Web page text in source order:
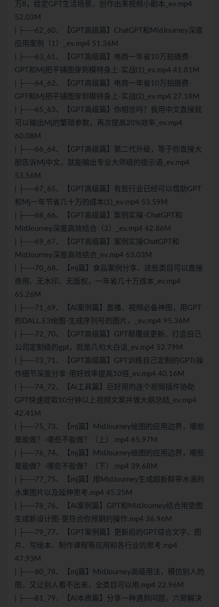
万8，给定GPT生活场景，创作出来视频小剧本_ev.mp4
52.03M
| ├──62_60、【GPT高级篇】ChatGPT和MidJourney深度
应用案例（1）_ev.mp4 51.36M
| ├──63_61、【GPT高级篇】电商一年省10万拍摄费-
GPT和Mj把平铺图穿到模特身上-实战(1)_ev.mp4 41.81M
| ├──64_62、【GPT高级篇】电商一年省10万拍摄费-
GPT和Mj把平铺图穿到模特身上-实战(2)_ev.mp4 27.18M
| ├──65_63、【GPT高级篇】你相信吗？我用中文直接就
可以输出Mj的繁琐参数，再次提高20%效率_ev.mp4
60.08M
| ├──66_64、【GPT高级篇】第二代升级，等于你直接大
胆告诉Mj中文，就能输出专业大师级的提示语_ev.mp4
53.56M
| ├──67_65、【GPT高级篇】有些行业已经可以借助GPT
和Mj一年节省几十万的成本(1)_ev.mp4 53.59M
| ├──68_66、【GPT高级篇】案例实操-ChatGPT和
MidJourney深度高效结合（2）_ev.mp4 42.86M
| ├──69_67、【GPT高级篇】案例实操ChatGPT和
MidJourney深度高效结合_ev.mp4 63.03M
| ├──70_68、【mj篇】食品案例分享、这些类目可以直接
商用、无水印、无版权，一年省几十万成本_ev.mp4
65.26M
| ├──71_69、【Ai案例篇】直播、视频必备神图，用GPT
的DALL.E3绘图-生成序列号的图片，_ev.mp4 95.36M
| ├──72_70、【GPT高级篇】GPT颠覆级更新、打造自己
公司定制级的gpt，就是几句大白话_ev.mp4 52.79M
| ├──73_71、【GPT高级篇】GPT训练自己定制的GPTs操
作细节深度分享-用好效率提高10倍_ev.mp4 40.16M
| ├──74_72、【Ai工具篇】巨好用的连个视频插件协助
GPT快速提取10分钟以上视频文案并做大纲总结_ev.mp4
42.41M
| ├──75_73、【mj篇】MidJourney绘图的应用边界，哪些
是能做？-哪些不能做？（上）.mp4 65.97M
| ├──76_74、【mj篇】MidJourney绘图的应用边界，哪些
是能做？-哪些不能做？（下）.mp4 39.68M
| ├──77_75、【mj篇】用MidJourney生成超新鲜带水滴的
水果图片以及延伸思考.mp4 45.25M
| ├──78_76、【Ai案例篇】GPT和MidJourney结合用垫图
生成新设计图-更符合你预期的操作.mp4 36.96M
| ├──79_77、【GPT案例篇】更新后的GPT综合文字、图
片、写绘本、制作课程等应用和各行业的思考.mp4
47.93M
| ├──80_78、【mj篇】MidJourney高级用法，模仿别人的
图，又让别人看不出来，全类目可以用.mp4 22.96M
| ├──81_79、【Ai本质篇】分享一种遇到问题，六哥解决